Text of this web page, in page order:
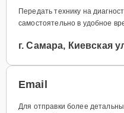
Передать технику на
самостоятельно в удобное
г. Самара, Киевская
Email
Для отправки более